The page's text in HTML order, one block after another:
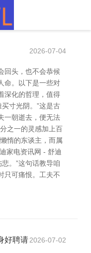
2026-07-04
回头，也不会恭候
命。以下是一些对
深化的哲理，值得
寸光阴。”这是古
一朝逝去，便无法
之一的灵感加上百
惰的东谈主，而属
家电资讯网 - 舒迪
。”这句话教导咱
只可痛恨。工夫不
好聘请2026-07-02